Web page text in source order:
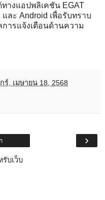
างแอปพลิเคชัน EGAT
ละ Android เพื่อรับทราบ
ารแจ้งเตือนด้านความ
ร์, เมษายน 18, 2568
›
รับเว็บ